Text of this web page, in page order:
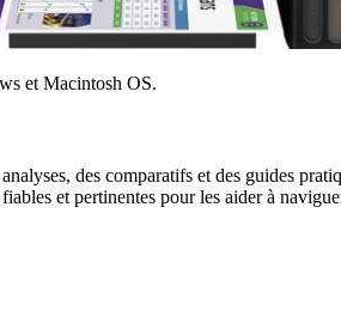
et Macintosh OS.
des comparatifs et des guides
et pertinentes pour les aider à